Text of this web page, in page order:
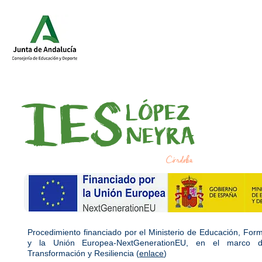
IESLÓPEZ
NEYRA
Córdoba
Procedimiento financiado por el Ministerio de Educación,
y la Unión Europea-NextGenerationEU, en el marco
Transformación y Resiliencia (enlace)